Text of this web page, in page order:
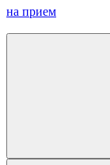
на прием